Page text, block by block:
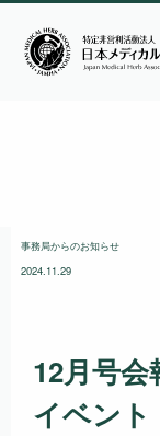
事務局からのお知らせ
2024.11.29
12月号
イベント